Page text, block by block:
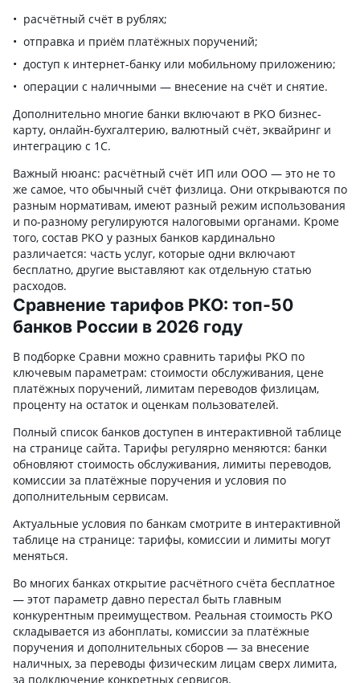
расчётный счёт в рублях;
отправка и приём платёжных поручений;
доступ к интернет-банку или мобильному приложению;
операции с наличными — внесение на счёт и снятие.
Дополнительно многие банки включают в РКО бизнес-
карту, онлайн-бухгалтерию, валютный счёт, эквайринг и
интеграцию с 1С.
Важный нюанс: расчётный счёт ИП или ООО — это не то
же самое, что обычный счёт физлица. Они открываются по
разным нормативам, имеют разный режим использования
и по-разному регулируются налоговыми органами. Кроме
того, состав РКО у разных банков кардинально
различается: часть услуг, которые одни включают
бесплатно, другие выставляют как отдельную статью
расходов.
Сравнение тарифов РКО: топ-50
банков России в 2026 году
В подборке Сравни можно сравнить тарифы РКО по
ключевым параметрам: стоимости обслуживания, цене
платёжных поручений, лимитам переводов физлицам,
проценту на остаток и оценкам пользователей.
Полный список банков доступен в интерактивной таблице
на странице сайта. Тарифы регулярно меняются: банки
обновляют стоимость обслуживания, лимиты переводов,
комиссии за платёжные поручения и условия по
дополнительным сервисам.
Актуальные условия по банкам смотрите в интерактивной
таблице на странице: тарифы, комиссии и лимиты могут
меняться.
Во многих банках открытие расчётного счёта бесплатное
— этот параметр давно перестал быть главным
конкурентным преимуществом. Реальная стоимость РКО
складывается из абонплаты, комиссии за платёжные
поручения и дополнительных сборов — за внесение
наличных, за переводы физическим лицам сверх лимита,
за подключение конкретных сервисов.